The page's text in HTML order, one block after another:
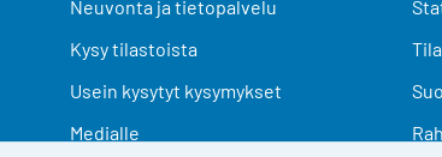
Neuvonta ja tietopalvelu
Kysy tilastoista
Usein kysytyt kysymykset
Medialle